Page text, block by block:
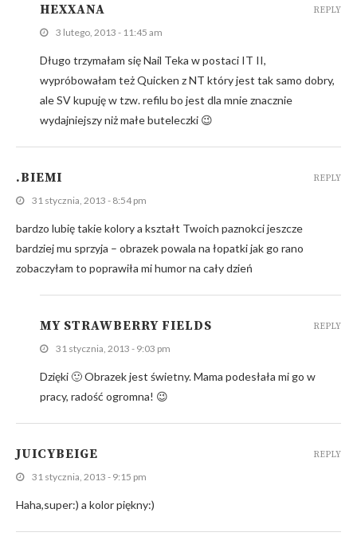
HEXXANA
3 lutego, 2013 - 11:45 am
Długo trzymałam się Nail Teka w postaci IT II,
wypróbowałam też Quicken z NT który jest tak samo dobry,
ale SV kupuję w tzw. refilu bo jest dla mnie znacznie
wydajniejszy niż małe buteleczki 😉
REPLY
.BIEMI
31 stycznia, 2013 - 8:54 pm
bardzo lubię takie kolory a kształt Twoich paznokci jeszcze
bardziej mu sprzyja – obrazek powala na łopatki jak go rano
zobaczyłam to poprawiła mi humor na cały dzień
REPLY
MY STRAWBERRY FIELDS
31 stycznia, 2013 - 9:03 pm
Dzięki 🙂 Obrazek jest świetny. Mama podesłała mi go w
pracy, radość ogromna! 😉
REPLY
JUICYBEIGE
31 stycznia, 2013 - 9:15 pm
Haha,super:) a kolor piękny:)
REPLY